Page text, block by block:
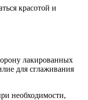
красотой и
лакированных
для сглаживания
необходимости,